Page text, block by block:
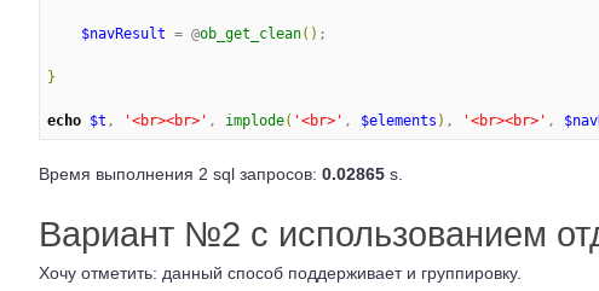
$navResult = @ob_get_clean( ) ;
}
echo $t , '<br><br> ' , implode( '<br> ' , $elements ) , '<br><br> ' ,
Время выполнения 2 sql запросов: 0.02865 s.
Вариант №2 с использованием
Хочу отметить: данный способ поддерживает и группировку.